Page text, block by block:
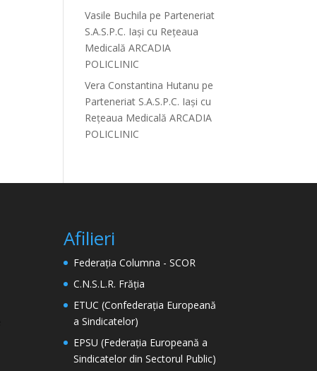
Vasile Buchila pe Parteneriat
S.A.S.P.C. Iași cu Rețeaua
Medicală ARCADIA
POLICLINIC
Vera Constantina Hutanu pe
Parteneriat S.A.S.P.C. Iași cu
Rețeaua Medicală ARCADIA
POLICLINIC
Afilieri
Federația Columna - SCOR
C.N.S.L.R. Frăția
ETUC (Confederația Europeană
a Sindicatelor)
EPSU (Federația Europeană a
Sindicatelor din Sectorul Public)